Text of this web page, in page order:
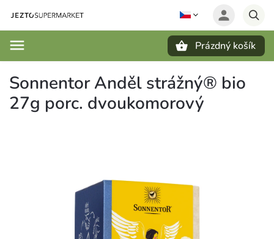
Prázdný košík
Sonnentor Anděl strážný® bio
27g porc. dvoukomorový